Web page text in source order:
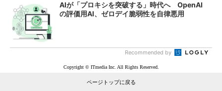
AIが「プロキシを突破する」時代へ OpenAI
の評価用AI、ゼロデイ脆弱性を自律悪用
Recommended by
Copyright © ITmedia Inc. All Rights Reserved.
ページトップに戻る